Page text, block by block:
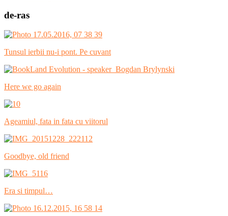
de-ras
Tunsul ierbii nu-i pont. Pe cuvant
Here we go again
Ageamiul, fata in fata cu viitorul
Goodbye, old friend
Era si timpul…